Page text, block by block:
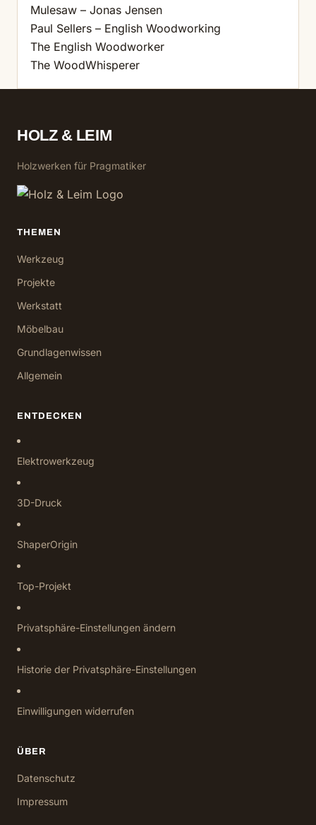
Mulesaw – Jonas Jensen
Paul Sellers – English Woodworking
The English Woodworker
The WoodWhisperer
HOLZ & LEIM
Holzwerken für Pragmatiker
THEMEN
Werkzeug
Projekte
Werkstatt
Möbelbau
Grundlagenwissen
Allgemein
ENTDECKEN
Elektrowerkzeug
3D-Druck
ShaperOrigin
Top-Projekt
Privatsphäre-Einstellungen ändern
Historie der Privatsphäre-Einstellungen
Einwilligungen widerrufen
ÜBER
Datenschutz
Impressum